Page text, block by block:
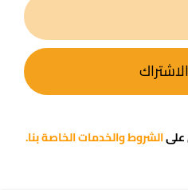
الاشتراك
علىالشروط والخدمات الخاصة بنا.